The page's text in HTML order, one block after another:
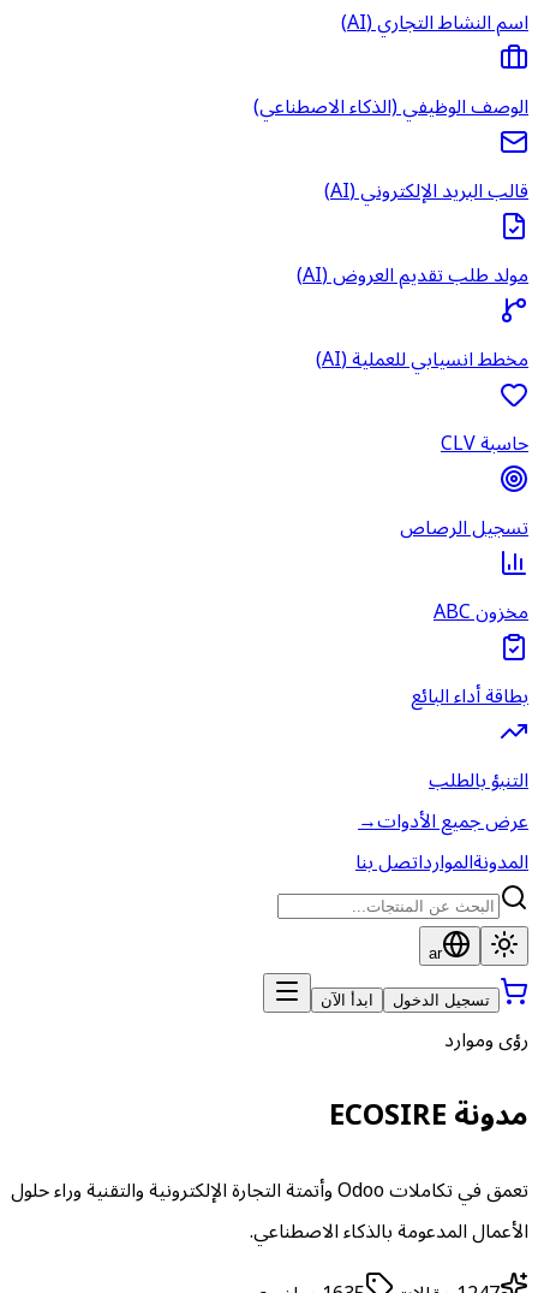
اسم النشاط التجاري (AI)
الوصف الوظيفي (الذكاء الاصطناعي)
قالب البريد الإلكتروني (AI)
مولد طلب تقديم العروض (AI)
مخطط انسيابي للعملية (AI)
حاسبة CLV
تسجيل الرصاص
مخزون ABC
بطاقة أداء البائع
التنبؤ بالطلب
عرض جميع الأدوات→
المدونةالموارداتصل بنا
ar
تسجيل الدخول ابدأ الآن
رؤى وموارد
مدونة ECOSIRE
تعمق في تكاملات Odoo وأتمتة التجارة الإلكترونية والتقنية وراء حلول
الأعمال المدعومة بالذكاء الاصطناعي.